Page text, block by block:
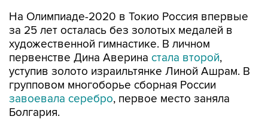
На Олимпиаде-2020 в Токио Россия впервые
за 25 лет осталась без золотых медалей в
художественной гимнастике. В личном
первенстве Дина Аверина стала второй,
уступив золото израильтянке Линой Ашрам. В
групповом многоборье сборная России
завоевала серебро, первое место заняла
Болгария.